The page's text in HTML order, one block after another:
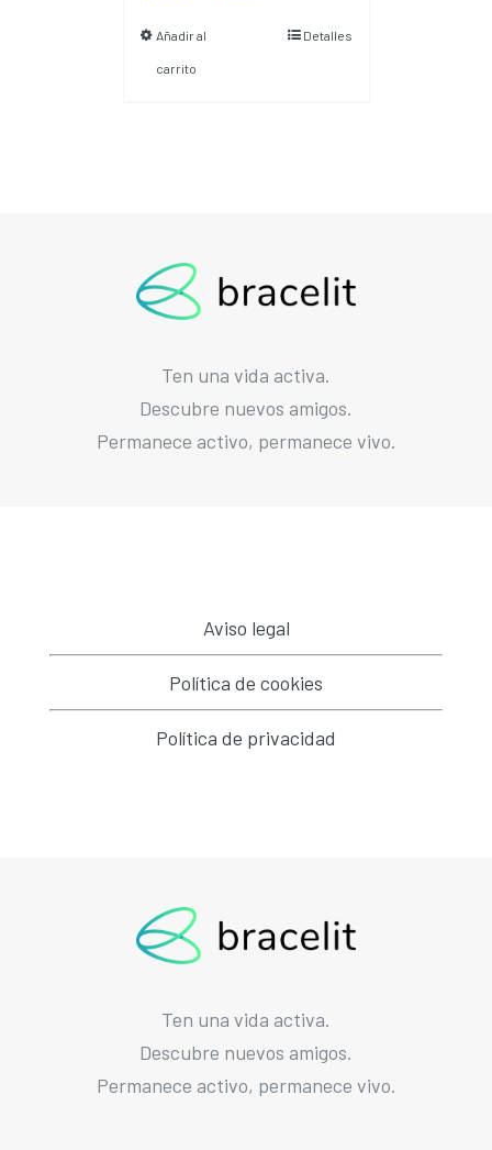
Añadir al
carrito
Detalles
Ten una vida activa.
Descubre nuevos amigos.
Permanece activo, permanece vivo.
Aviso legal
Política de cookies
Política de privacidad
Ten una vida activa.
Descubre nuevos amigos.
Permanece activo, permanece vivo.